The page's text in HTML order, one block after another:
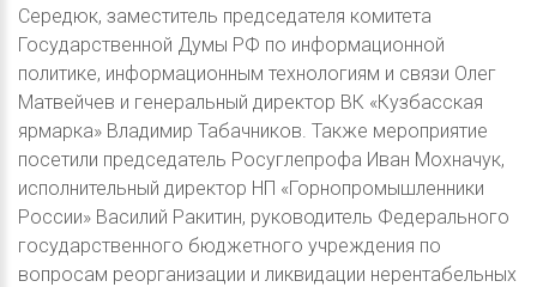
Середюк, заместитель председателя комитета
Государственной Думы РФ по информационной
политике, информационным технологиям и связи Олег
Матвейчев и генеральный директор ВК «Кузбасская
ярмарка» Владимир Табачников. Также мероприятие
посетили председатель Росуглепрофа Иван Мохначук,
исполнительный директор НП «Горнопромышленники
России» Василий Ракитин, руководитель Федерального
государственного бюджетного учреждения по
вопросам реорганизации и ликвидации нерентабельных